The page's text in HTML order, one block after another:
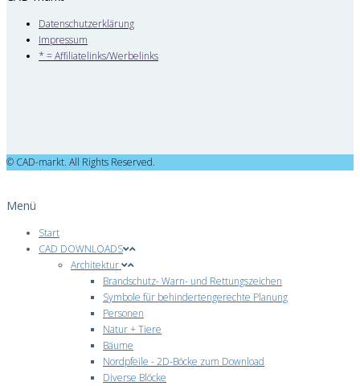
Datenschutzerklärung
Impressum
* = Affiliatelinks/Werbelinks
© CAD-markt. All Rights Reserved.
Menü
Start
CAD DOWNLOADS
Architektur
Brandschutz- Warn- und Rettungszeichen
Symbole für behindertengerechte Planung
Personen
Natur + Tiere
Bäume
Nordpfeile - 2D-Böcke zum Download
Diverse Blöcke